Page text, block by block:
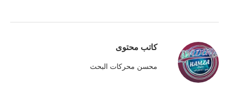
كاتب محتوى
محسن محركات البحث